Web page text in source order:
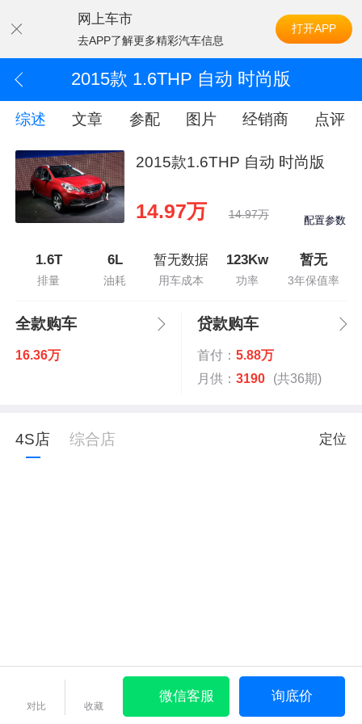
网上车市
去APP了解更多精彩汽车信息
打开APP
2015款 1.6THP 自动 时尚版
综述 文章 参配 图片 经销商 点评
2015款1.6THP 自动 时尚版
14.97万 14.97万 配置参数
1.6T
排量
6L
油耗
暂无数据
用车成本
123Kw
功率
暂无
3年保值率
全款购车
16.36万
贷款购车
首付： 5.88万
月供： 3190 (共36期)
4S店 综合店 定位
对比 收藏
微信客服 询底价